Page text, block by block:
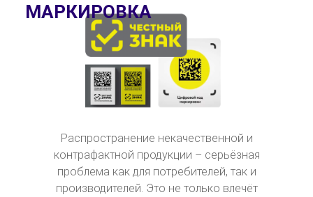
Распространение некачественной и
контрафактной продукции – серьёзная
проблема как для потребителей, так и
производителей. Это не только влечёт
МАРКИРОВКА